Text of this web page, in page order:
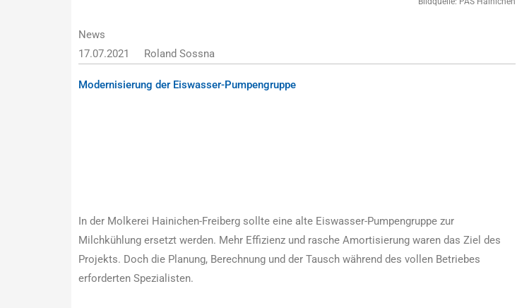
News
17.07.2021
Roland Sossna
Modernisierung der Eiswasser-Pumpengruppe
In der Molkerei Hainichen-Freiberg sollte eine alte Eiswasser-Pumpengruppe zur
Milchkühlung ersetzt werden. Mehr Effizienz und rasche Amortisierung waren das Ziel des
Projekts. Doch die Planung, Berechnung und der Tausch während des vollen Betriebes
erforderten Spezialisten.